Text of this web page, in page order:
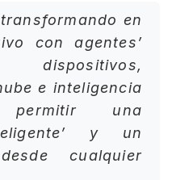
en
con agentes’
e inteligencia
una
y un
cualquier